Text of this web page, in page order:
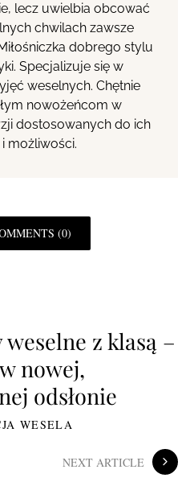
lecz uwielbia obcować
chwilach zawsze
dobrego stylu
Specjalizuje się w
weselnych. Chętnie
nowożeńcom w
dostosowanych do ich
możliwości.
(0)
weselne z klasą –
nowej,
odsłonie
WESELA
NEXT ARTICLE